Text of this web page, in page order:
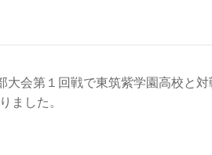
会第１回戦で東筑紫学園高校と対
ました。